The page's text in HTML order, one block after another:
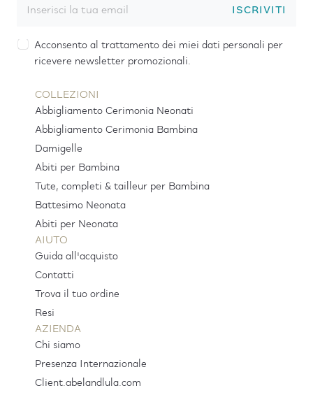
ISCRIVITI
Acconsento al trattamento dei miei dati personali per
ricevere newsletter promozionali.
COLLEZIONI
Abbigliamento Cerimonia Neonati
Abbigliamento Cerimonia Bambina
Damigelle
Abiti per Bambina
Tute, completi & tailleur per Bambina
Battesimo Neonata
Abiti per Neonata
AIUTO
Guida all'acquisto
Contatti
Trova il tuo ordine
Resi
AZIENDA
Chi siamo
Presenza Internazionale
Client.abelandlula.com